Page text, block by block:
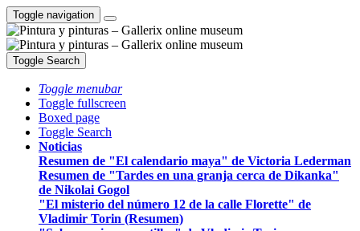
Toggle navigation
Toggle Search
Toggle menubar
Toggle fullscreen
Boxed page
Toggle Search
Noticias
Resumen de "El calendario maya" de Victoria Lederman
Resumen de "Tardes en una granja cerca de Dikanka"
de Nikolai Gogol
"El misterio del número 12 de la calle Florette" de
Vladimir Torin (Resumen)